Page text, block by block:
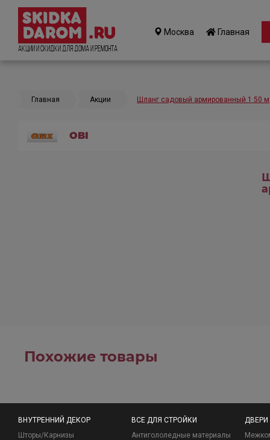
Акции и Скидки для дома и ремонта
Москва Главная
Главная Акции Шланг садовый армированный 1 50 м
OBI
Похожие товары
ВНУТРЕННИЙ ДЕКОР
Шторы/Карнизы
ВСЕ ДЛЯ СТРОЙКИ
Антигололедные материалы
ДВЕРИ